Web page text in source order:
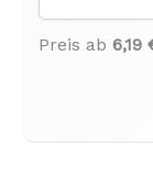
Preis ab 6,19